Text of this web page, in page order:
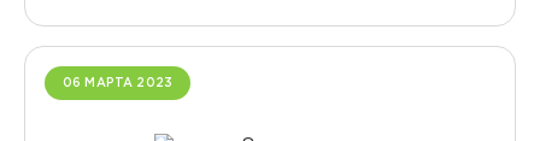
06 МАРТА 2023